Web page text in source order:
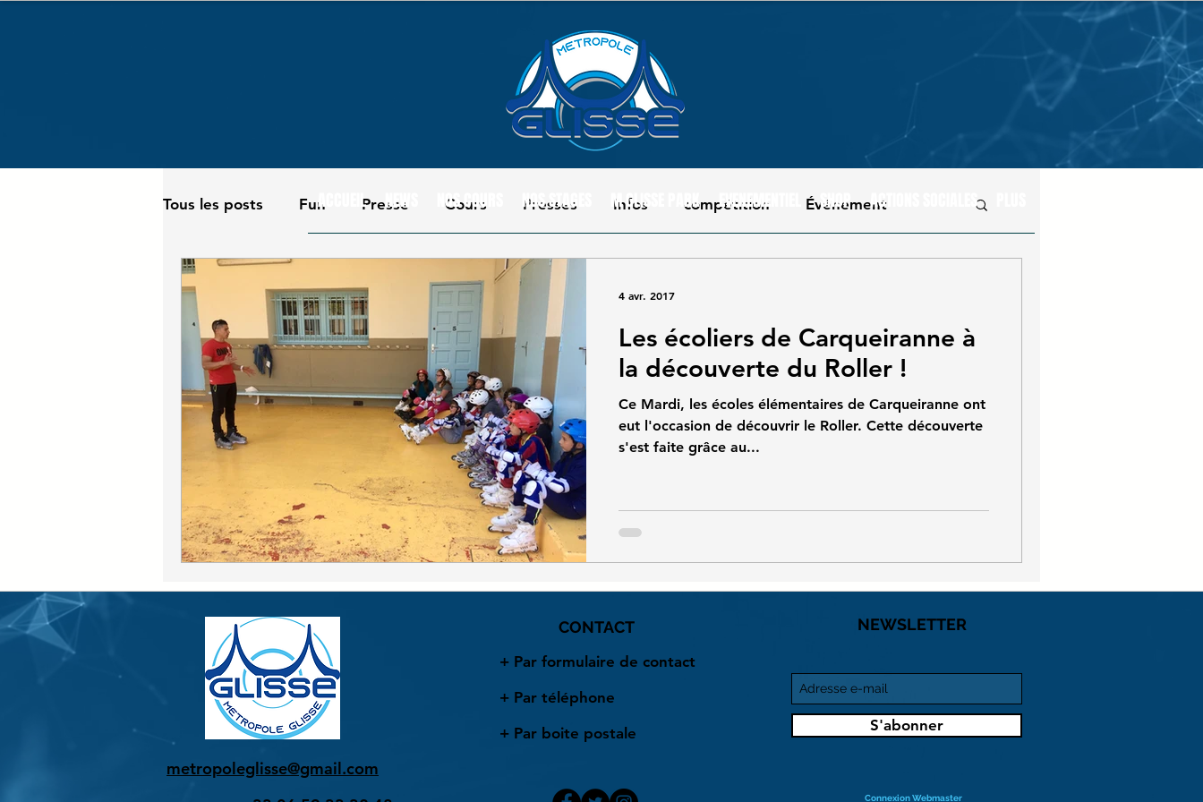
Tous les posts Fun Presse Cours Presses Infos compétition Événement
Les écoliers de Carqueiranne à
la découverte du Roller !
Ce Mardi, les écoles élémentaires de Carqueiranne ont
eut l'occasion de découvrir le Roller. Cette découverte
s'est faite grâce au...
4 avr. 2017
ACCUEIL NEWS NOS COURS NOS STAGES M GLISSE PARK EVENEMENTIEL SHOP ACTIONS SOCIALES
metropoleglisse@gmail.com
CONTACT
+ Par formulaire de contact
+ Par téléphone
+ Par boite postale
NEWSLETTER
S'abonner
Connexion Webmaster